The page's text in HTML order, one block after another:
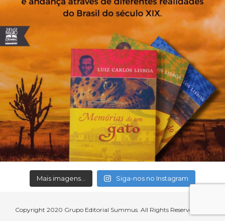
Mais imagens... Siga-nos no Instagram
Copyright 2020 Grupo Editorial Summus. All Rights Reserved.